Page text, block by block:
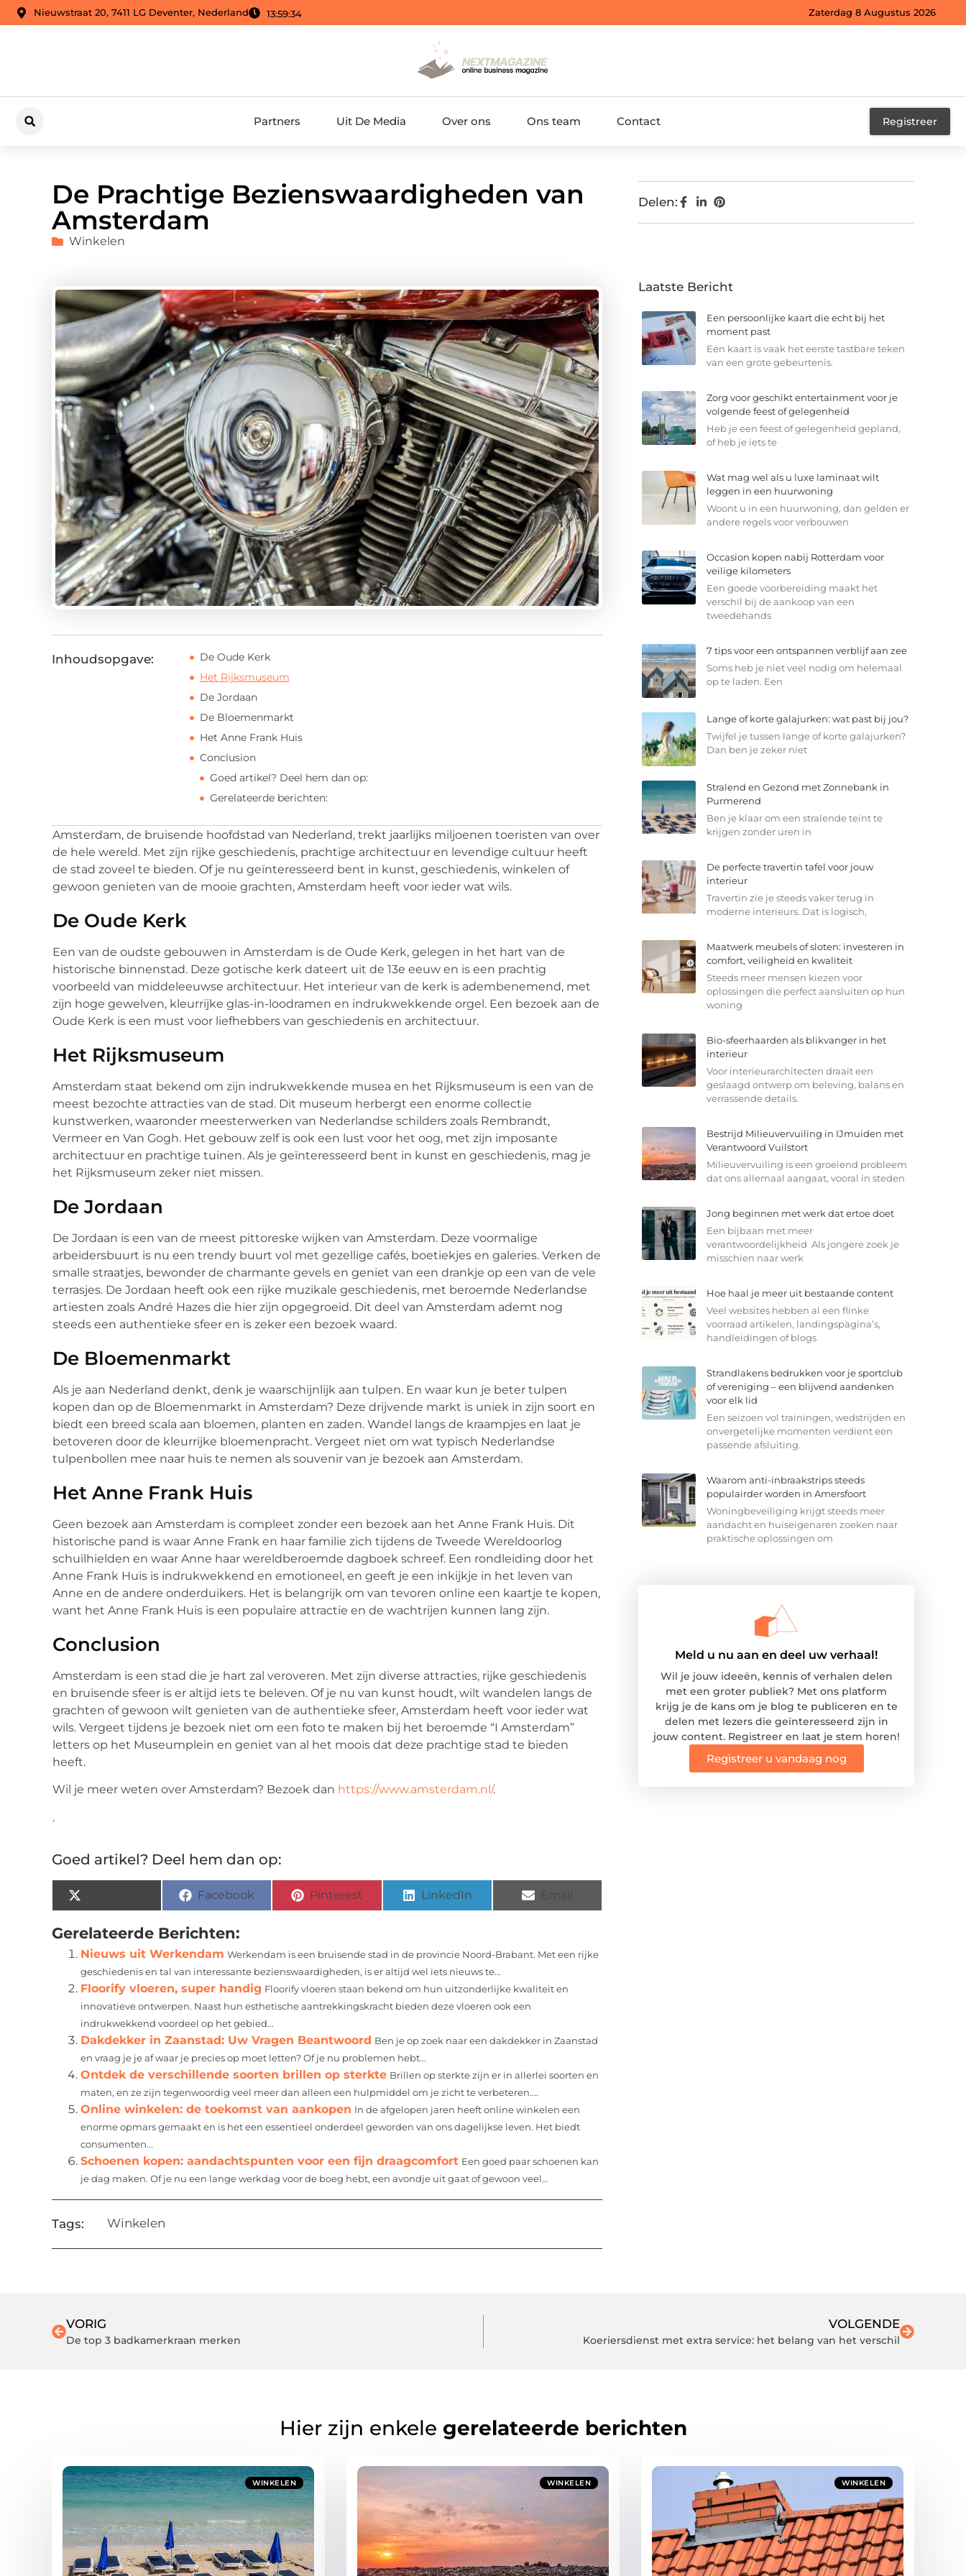
Nieuwstraat 20, 7411 LG Deventer, Nederland 13:59:36 Zaterdag 8 Augustus 2026
Partners Uit De Media Over ons Ons team Contact Registreer
De Prachtige Bezienswaardigheden van
Amsterdam
Winkelen
Inhoudsopgave:
De Oude Kerk
Het Rijksmuseum
De Jordaan
De Bloemenmarkt
Het Anne Frank Huis
Conclusion
Goed artikel? Deel hem dan op:
Gerelateerde berichten:
Amsterdam, de bruisende hoofdstad van Nederland, trekt jaarlijks miljoenen toeristen van over
de hele wereld. Met zijn rijke geschiedenis, prachtige architectuur en levendige cultuur heeft
de stad zoveel te bieden. Of je nu geïnteresseerd bent in kunst, geschiedenis, winkelen of
gewoon genieten van de mooie grachten, Amsterdam heeft voor ieder wat wils.
De Oude Kerk
Een van de oudste gebouwen in Amsterdam is de Oude Kerk, gelegen in het hart van de
historische binnenstad. Deze gotische kerk dateert uit de 13e eeuw en is een prachtig
voorbeeld van middeleeuwse architectuur. Het interieur van de kerk is adembenemend, met
zijn hoge gewelven, kleurrijke glas-in-loodramen en indrukwekkende orgel. Een bezoek aan de
Oude Kerk is een must voor liefhebbers van geschiedenis en architectuur.
Het Rijksmuseum
Amsterdam staat bekend om zijn indrukwekkende musea en het Rijksmuseum is een van de
meest bezochte attracties van de stad. Dit museum herbergt een enorme collectie
kunstwerken, waaronder meesterwerken van Nederlandse schilders zoals Rembrandt,
Vermeer en Van Gogh. Het gebouw zelf is ook een lust voor het oog, met zijn imposante
architectuur en prachtige tuinen. Als je geïnteresseerd bent in kunst en geschiedenis, mag je
het Rijksmuseum zeker niet missen.
De Jordaan
De Jordaan is een van de meest pittoreske wijken van Amsterdam. Deze voormalige
arbeidersbuurt is nu een trendy buurt vol met gezellige cafés, boetiekjes en galeries. Verken de
smalle straatjes, bewonder de charmante gevels en geniet van een drankje op een van de vele
terrasjes. De Jordaan heeft ook een rijke muzikale geschiedenis, met beroemde Nederlandse
artiesten zoals André Hazes die hier zijn opgegroeid. Dit deel van Amsterdam ademt nog
steeds een authentieke sfeer en is zeker een bezoek waard.
De Bloemenmarkt
Als je aan Nederland denkt, denk je waarschijnlijk aan tulpen. En waar kun je beter tulpen
kopen dan op de Bloemenmarkt in Amsterdam? Deze drijvende markt is uniek in zijn soort en
biedt een breed scala aan bloemen, planten en zaden. Wandel langs de kraampjes en laat je
betoveren door de kleurrijke bloemenpracht. Vergeet niet om wat typisch Nederlandse
tulpenbollen mee naar huis te nemen als souvenir van je bezoek aan Amsterdam.
Het Anne Frank Huis
Geen bezoek aan Amsterdam is compleet zonder een bezoek aan het Anne Frank Huis. Dit
historische pand is waar Anne Frank en haar familie zich tijdens de Tweede Wereldoorlog
schuilhielden en waar Anne haar wereldberoemde dagboek schreef. Een rondleiding door het
Anne Frank Huis is indrukwekkend en emotioneel, en geeft je een inkijkje in het leven van
Anne en de andere onderduikers. Het is belangrijk om van tevoren online een kaartje te kopen,
want het Anne Frank Huis is een populaire attractie en de wachtrijen kunnen lang zijn.
Conclusion
Amsterdam is een stad die je hart zal veroveren. Met zijn diverse attracties, rijke geschiedenis
en bruisende sfeer is er altijd iets te beleven. Of je nu van kunst houdt, wilt wandelen langs de
grachten of gewoon wilt genieten van de authentieke sfeer, Amsterdam heeft voor ieder wat
wils. Vergeet tijdens je bezoek niet om een foto te maken bij het beroemde “I Amsterdam”
letters op het Museumplein en geniet van al het moois dat deze prachtige stad te bieden
heeft.
Wil je meer weten over Amsterdam? Bezoek dan https://www.amsterdam.nl/.
.
Goed artikel? Deel hem dan op:
Facebook Pinterest LinkedIn
Gerelateerde Berichten:
Nieuws uit Werkendam Werkendam is een bruisende stad in de provincie Noord-Brabant. Met een rijke
geschiedenis en tal van interessante bezienswaardigheden, is er altijd wel iets nieuws te...
Floorify vloeren, super handig Floorify vloeren staan bekend om hun uitzonderlijke kwaliteit en
innovatieve ontwerpen. Naast hun esthetische aantrekkingskracht bieden deze vloeren ook een
indrukwekkend voordeel op het gebied...
Dakdekker in Zaanstad: Uw Vragen Beantwoord Ben je op zoek naar een dakdekker in Zaanstad
en vraag je je af waar je precies op moet letten? Of je nu problemen hebt...
Ontdek de verschillende soorten brillen op sterkte Brillen op sterkte zijn er in allerlei soorten en
maten, en ze zijn tegenwoordig veel meer dan alleen een hulpmiddel om je zicht te verbeteren....
Online winkelen: de toekomst van aankopen In de afgelopen jaren heeft online winkelen een
enorme opmars gemaakt en is het een essentieel onderdeel geworden van ons dagelijkse leven. Het biedt
consumenten...
Schoenen kopen: aandachtspunten voor een fijn draagcomfort Een goed paar schoenen kan
je dag maken. Of je nu een lange werkdag voor de boeg hebt, een avondje uit gaat of gewoon veel...
Tags: Winkelen
Delen:
Laatste Bericht
Een persoonlijke kaart die echt bij het
moment past
Een kaart is vaak het eerste tastbare teken
van een grote gebeurtenis.
Zorg voor geschikt entertainment voor je
volgende feest of gelegenheid
Heb je een feest of gelegenheid gepland,
of heb je iets te
Wat mag wel als u luxe laminaat wilt
leggen in een huurwoning
Woont u in een huurwoning, dan gelden er
andere regels voor verbouwen
Occasion kopen nabij Rotterdam voor
veilige kilometers
Een goede voorbereiding maakt het
verschil bij de aankoop van een
tweedehands
7 tips voor een ontspannen verblijf aan zee
Soms heb je niet veel nodig om helemaal
op te laden. Een
Lange of korte galajurken: wat past bij jou?
Twijfel je tussen lange of korte galajurken?
Dan ben je zeker niet
Stralend en Gezond met Zonnebank in
Purmerend
Ben je klaar om een stralende teint te
krijgen zonder uren in
De perfecte travertin tafel voor jouw
interieur
Travertin zie je steeds vaker terug in
moderne interieurs. Dat is logisch,
Maatwerk meubels of sloten: investeren in
comfort, veiligheid en kwaliteit
Steeds meer mensen kiezen voor
oplossingen die perfect aansluiten op hun
woning
Bio-sfeerhaarden als blikvanger in het
interieur
Voor interieurarchitecten draait een
geslaagd ontwerp om beleving, balans en
verrassende details.
Bestrijd Milieuvervuiling in IJmuiden met
Verantwoord Vuilstort
Milieuvervuiling is een groeiend probleem
dat ons allemaal aangaat, vooral in steden
Jong beginnen met werk dat ertoe doet
Een bijbaan met meer
verantwoordelijkheid Als jongere zoek je
misschien naar werk
Hoe haal je meer uit bestaande content
Veel websites hebben al een flinke
voorraad artikelen, landingspagina’s,
handleidingen of blogs
Strandlakens bedrukken voor je sportclub
of vereniging – een blijvend aandenken
voor elk lid
Een seizoen vol trainingen, wedstrijden en
onvergetelijke momenten verdient een
passende afsluiting.
Waarom anti-inbraakstrips steeds
populairder worden in Amersfoort
Woningbeveiliging krijgt steeds meer
aandacht en huiseigenaren zoeken naar
praktische oplossingen om
Meld u nu aan en deel uw verhaal!
Wil je jouw ideeën, kennis of verhalen delen
met een groter publiek? Met ons platform
krijg je de kans om je blog te publiceren en te
delen met lezers die geïnteresseerd zijn in
jouw content. Registreer en laat je stem horen!
Registreer u vandaag nog
VORIG
De top 3 badkamerkraan merken
VOLGENDE
Koeriersdienst met extra service: het belang van het verschil
Hier zijn enkele gerelateerde berichten
WINKELEN WINKELEN WINKELEN